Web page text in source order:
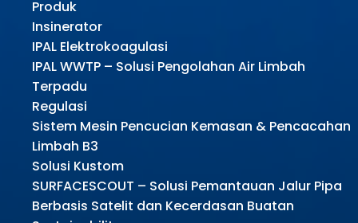
Produk
Insinerator
IPAL Elektrokoagulasi
IPAL WWTP – Solusi Pengolahan Air Limbah
Terpadu
Regulasi
Sistem Mesin Pencucian Kemasan & Pencacahan
Limbah B3
Solusi Kustom
SURFACESCOUT – Solusi Pemantauan Jalur Pipa
Berbasis Satelit dan Kecerdasan Buatan